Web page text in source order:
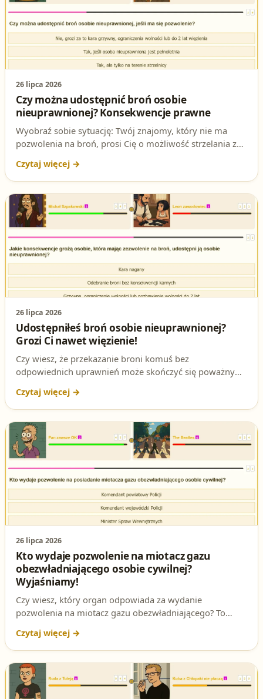
26 lipca 2026
Czy można udostępnić broń osobie
nieuprawnionej? Konsekwencje prawne
Wyobraź sobie sytuację: Twój znajomy, który nie ma
pozwolenia na broń, prosi Cię o możliwość strzelania z
grożą za udostępnienie broni osobie nieuprawnionej i
jak brzmi poprawna odpowiedź na to pytanie
egzaminacyjne.
26 lipca 2026
Udostępniłeś broń osobie nieuprawnionej?
Grozi Ci nawet więzienie!
Czy wiesz, że przekazanie broni komuś bez
odpowiednich uprawnień może skończyć się poważnymi
jakie kary grożą za takie działanie i dlaczego warto znać
przepisy przed egzaminem na patent strzelecki.
26 lipca 2026
Kto wydaje pozwolenie na miotacz gazu
obezwładniającego osobie cywilnej?
Wyjaśniamy!
Czy wiesz, który organ odpowiada za wydanie
pozwolenia na miotacz gazu obezwładniającego? To
W tym artykule dokładnie wyjaśniamy, kto wydaje takie
pozwolenie i na jakiej podstawie prawnej.